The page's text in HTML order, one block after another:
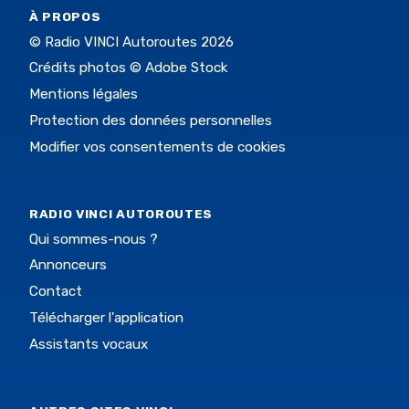
À PROPOS
© Radio VINCI Autoroutes 2026
Crédits photos © Adobe Stock
Mentions légales
Protection des données personnelles
Modifier vos consentements de cookies
RADIO VINCI AUTOROUTES
Qui sommes-nous ?
Annonceurs
Contact
Télécharger l'application
Assistants vocaux